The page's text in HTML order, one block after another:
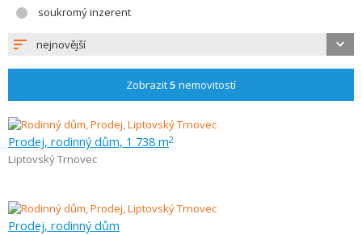
soukromý inzerent
nejnovější
Zobrazit5 nemovitostí
Prodej, rodinný dům, 1 738 m2
Liptovský Trnovec
Prodej, rodinný dům